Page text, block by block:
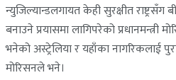
न्युजिल्यान्डलगायत केही सुरक्षीत राष्ट्रसँग
बनाउने प्रयासमा लागिपरेको
भनेको अस्ट्रेलिया र यहाँका नागरिकलाई
मोरिसनले भने।